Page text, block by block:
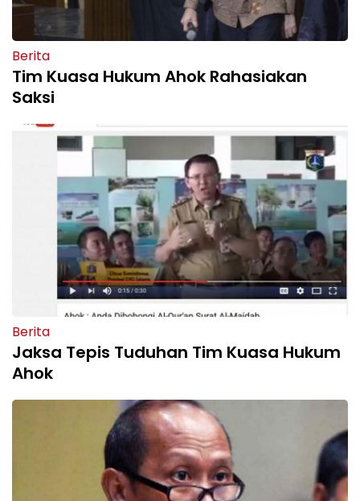
Berita
Tim Kuasa Hukum Ahok Rahasiakan
Saksi
Berita
Jaksa Tepis Tuduhan Tim Kuasa Hukum
Ahok